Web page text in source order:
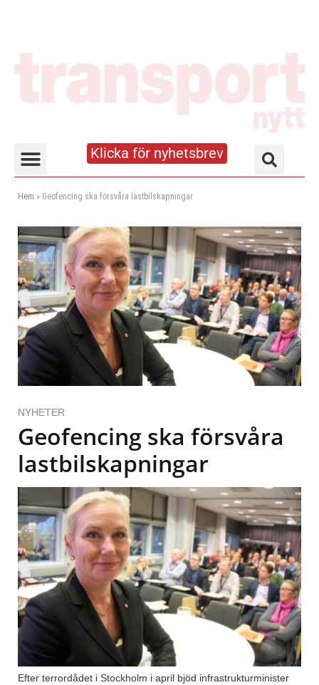
Klicka för nyhetsbrev
Hem » Geofencing ska försvåra lastbilskapningar
NYHETER
Geofencing ska försvåra
lastbilskapningar
Efter terrordådet i Stockholm i april bjöd infrastrukturminister